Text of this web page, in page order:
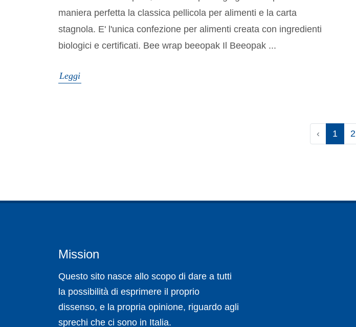
maniera perfetta la classica pellicola per alimenti e la carta
stagnola. E' l'unica confezione per alimenti creata con ingredienti
biologici e certificati. Bee wrap beeopak Il Beeopak ...
Leggi
‹ 1 2
Mission
Questo sito nasce allo scopo di dare a tutti
la possibilità di esprimere il proprio
dissenso, e la propria opinione, riguardo agli
sprechi che ci sono in Italia.